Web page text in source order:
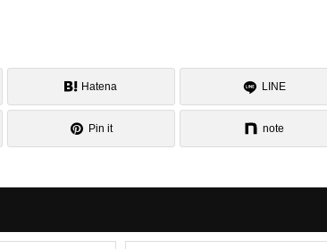
Hatena LINE
Pin it note